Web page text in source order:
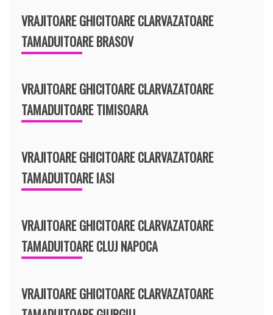
VRAJITOARE GHICITOARE CLARVAZATOARE
TAMADUITOARE BRASOV
VRAJITOARE GHICITOARE CLARVAZATOARE
TAMADUITOARE TIMISOARA
VRAJITOARE GHICITOARE CLARVAZATOARE
TAMADUITOARE IASI
VRAJITOARE GHICITOARE CLARVAZATOARE
TAMADUITOARE CLUJ NAPOCA
VRAJITOARE GHICITOARE CLARVAZATOARE